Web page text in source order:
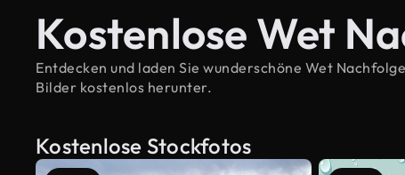
Kostenlose Wet
Entdecken und laden Sie wunderschöne Wet
Bilder kostenlos herunter.
Kostenlose Stockfotos